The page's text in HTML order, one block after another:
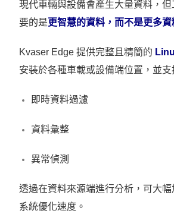
現代車輛與設備會產生大量資料，
要的是更智慧的資料，而不是更多資
Kvaser Edge 提供完整且精簡的
安裝於各種車載或設備端位置，並支
即時資料過濾
資料彙整
異常偵測
透過在資料來源端進行分析，可大
系統優化速度。